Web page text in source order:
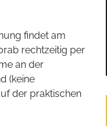
findet am
rechtzeitig per
an der
(keine
der praktischen